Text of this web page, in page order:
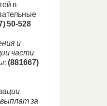
в
50-528
и
части
(881667)
за